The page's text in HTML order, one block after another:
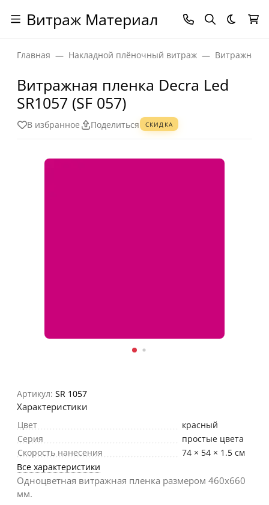
Витраж Материал Темная
Главная Накладной плёночный витраж Витражная
Витражная пленка Decra Led
SR1057 (SF 057)
В избранное Поделиться СКИДКА
Артикул: SR 1057
Характеристики
Цвет
красный
Серия
простые цвета
Скорость нанесения
74 × 54 × 1.5 см
Все характеристики
Одноцветная витражная пленка размером 460х660
мм.